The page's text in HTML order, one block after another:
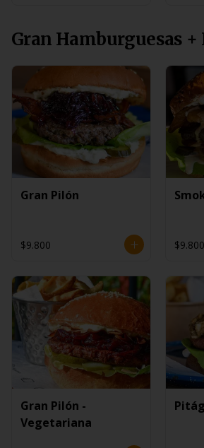
Gran Hamburguesas +
Gran Pilón
$9.800 $9.800
Gran Pilón -
Vegetariana